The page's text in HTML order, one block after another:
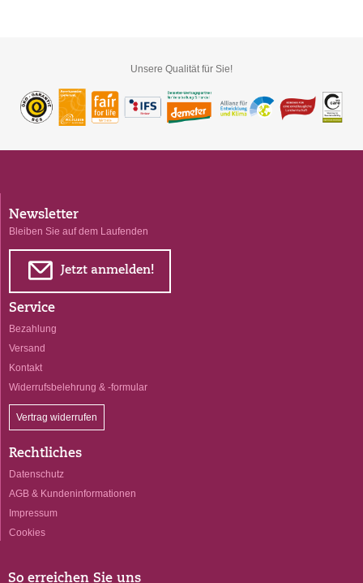
Unsere Qualität für Sie!
So erreichen Sie uns
Newsletter
Bleiben Sie auf dem Laufenden
E Jetzt anmelden!
Service
Bezahlung
Versand
Kontakt
Widerrufsbelehrung & -formular
Vertrag widerrufen
Rechtliches
Datenschutz
AGB & Kundeninformationen
Impressum
Cookies